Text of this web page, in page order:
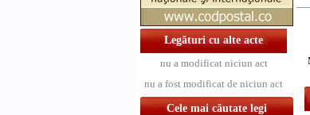
Legături cu alte acte
nu a modificat niciun act
nu a fost modificat de niciun act
Cele mai căutate legi